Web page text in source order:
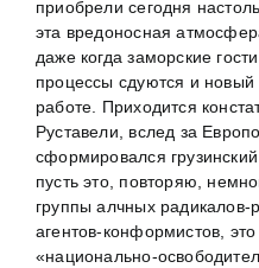
приобрели сегодня
эта вредоносная
даже когда заморские
процессы сдуются и новый
работе. Приходится
Руставели, вслед за
сформировался
пусть это, повторяю,
группы алчных
агентов-конформистов,
«национально-